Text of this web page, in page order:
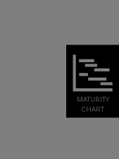
MATURITY
CHART